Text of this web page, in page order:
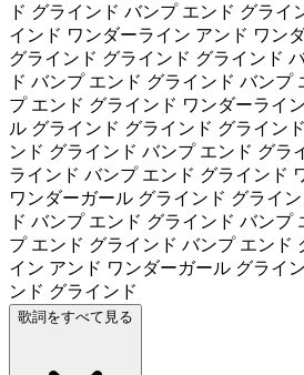
ド グラインド バンプ エンド グライ
インド ワンダーライン アンド ワン
グラインド グラインド グラインド
ド バンプ エンド グラインド バンプ
プ エンド グラインド ワンダーライ
ル グラインド グラインド グライン
ンド グラインド バンプ エンド グラ
ラインド バンプ エンド グラインド
ワンダーガール グラインド グライ
ド バンプ エンド グラインド バンプ
プ エンド グラインド バンプ エンド
イン アンド ワンダーガール グライ
ンド グラインド
歌詞をすべて見る